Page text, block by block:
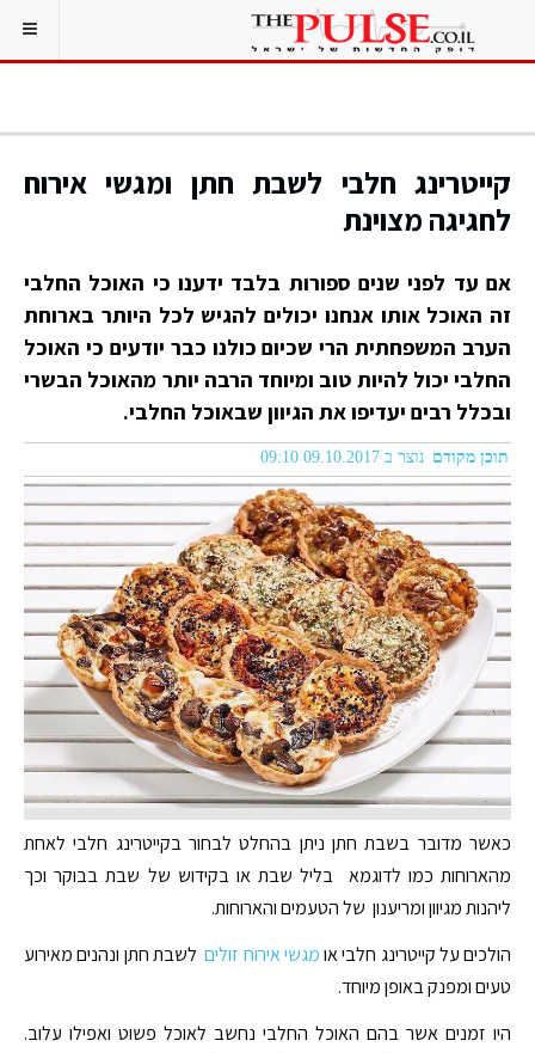
קייטרינג חלבי לשבת חתן ומגשי אירוח
לחגיגה מצוינת
אם עד לפני שנים ספורות בלבד ידענו כי האוכל החלבי
זה האוכל אותו אנחנו יכולים להגיש לכל היותר בארוחת
הערב המשפחתית הרי שכיום כולנו כבר יודעים כי האוכל
החלבי יכול להיות טוב ומיוחד הרבה יותר מהאוכל הבשרי
ובכלל רבים יעדיפו את הגיוון שבאוכל החלבי.
תוכן מקודם נוצר ב 09.10.2017 09:10
כאשר מדובר בשבת חתן ניתן בהחלט לבחור בקייטרינג חלבי לאחת
מהארוחות כמו לדוגמא בליל שבת או בקידוש של שבת בבוקר וכך
ליהנות מגיוון ומריענון של הטעמים והארוחות.
הולכים על קייטרינג חלבי אומגשי אירוח זוליםלשבת חתן ונהנים מאירוע
טעים ומפנק באופן מיוחד.
היו זמנים אשר בהם האוכל החלבי נחשב לאוכל פשוט ואפילו עלוב.